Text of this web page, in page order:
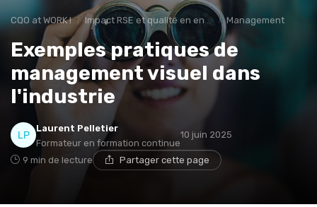
CQO at WORK ! Impact RSE et qualité en entreprise Management
Exemples pratiques de
management visuel dans
l'industrie
Laurent Pelletier
Formateur en formation continue
10 juin 2025
9 min de lecture Partager cette page